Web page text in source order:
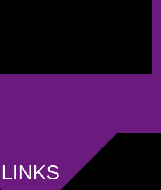
LINKS